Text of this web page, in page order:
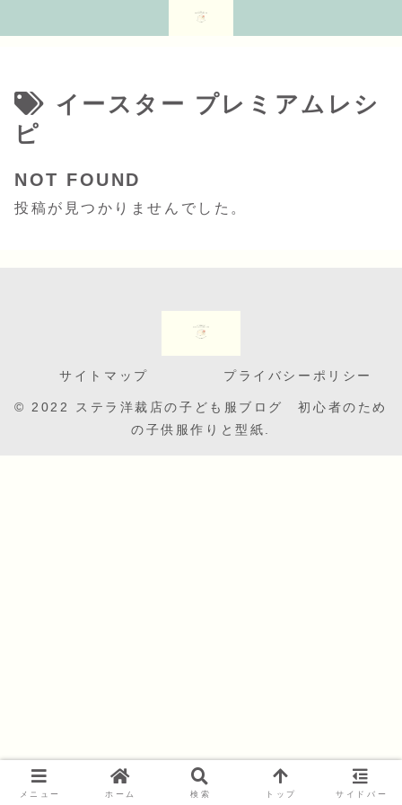
イースター プレミアムレシ
ピ
NOT FOUND
投稿が見つかりませんでした。
サイトマップ プライバシーポリシー
© 2022 ステラ洋裁店の子ども服ブログ 初心者のため
の子供服作りと型紙.
メニュー ホーム 検索 トップ サイドバー